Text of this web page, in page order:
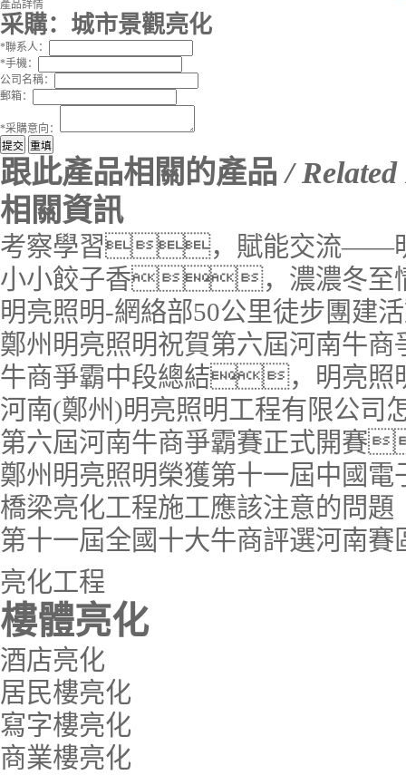
產品詳情
采購： 城市景觀亮化
*聯系人：
*手機：
公司名稱：
郵箱：
*采購意向：
跟此產品相關的產品/
相關資訊
考察學習，賦能交流——明
小小餃子香，濃濃冬至
明亮照明-網絡部50公里徒步團建
鄭州明亮照明祝賀第六屆河南牛商
牛商爭霸中段總結，明亮照
河南(鄭州)明亮照明工程有限公
第六屆河南牛商爭霸賽正式開
鄭州明亮照明榮獲第十一屆中國
橋梁亮化工程施工應該注意的問題
第十一屆全國十大牛商評選河南賽
亮化工程
樓體亮化
酒店亮化
居民樓亮化
寫字樓亮化
商業樓亮化